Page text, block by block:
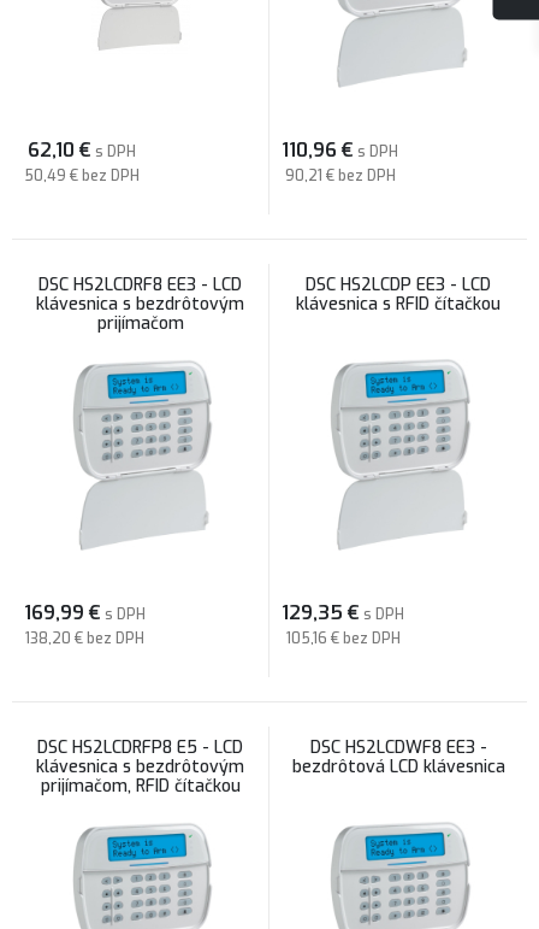
62,10 € s DPH
50,49 € bez DPH
110,96 € s DPH
90,21 € bez DPH
DSC HS2LCDRF8 EE3 - LCD
klávesnica s bezdrôtovým
prijímačom
169,99 € s DPH
138,20 € bez DPH
DSC HS2LCDP EE3 - LCD
klávesnica s RFID čítačkou
129,35 € s DPH
105,16 € bez DPH
DSC HS2LCDRFP8 E5 - LCD
klávesnica s bezdrôtovým
prijímačom, RFID čítačkou
DSC HS2LCDWF8 EE3 -
bezdrôtová LCD klávesnica